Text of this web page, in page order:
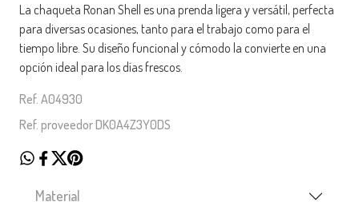
La chaqueta Ronan Shell es una prenda ligera y versátil, perfecta
para diversas ocasiones, tanto para el trabajo como para el
tiempo libre. Su diseño funcional y cómodo la convierte en una
opción ideal para los días frescos.
Ref. A04930
Ref. proveedor DK0A4Z3Y0DS
Material